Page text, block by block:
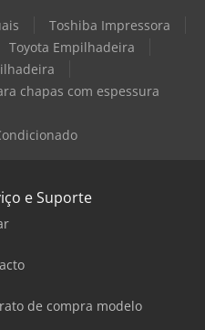
Toshiba Impressora
Toyota Empilhadeira
chapas com espessura
e Suporte
de compra modelo